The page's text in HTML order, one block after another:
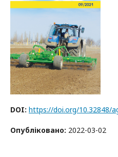
DOI: https://doi.org/10.32848/
Опубліковано: 2022-03-02